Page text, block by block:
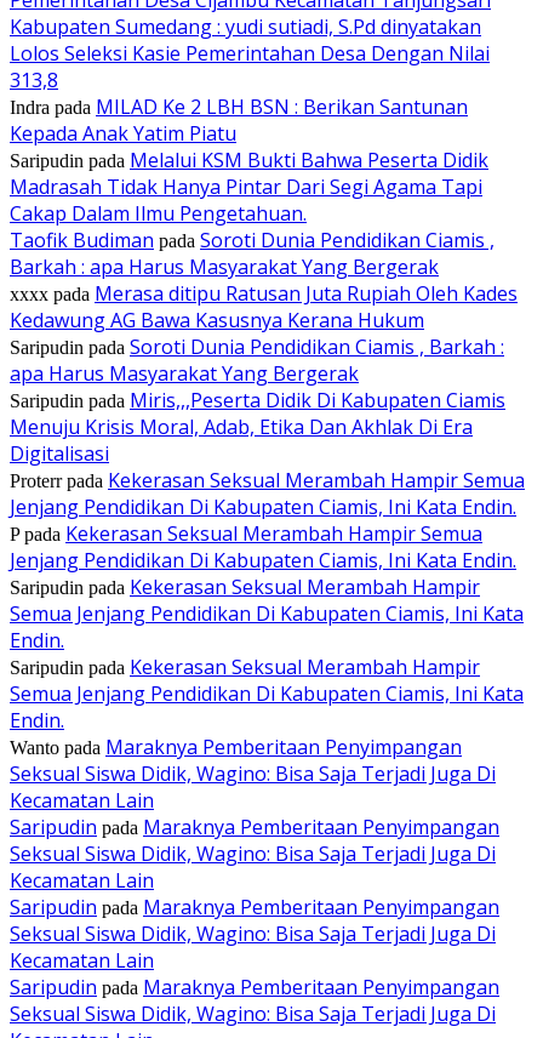
Kabupaten Sumedang : yudi sutiadi, S.Pd dinyatakan
Lolos Seleksi Kasie Pemerintahan Desa Dengan Nilai
313,8
Indra pada MILAD Ke 2 LBH BSN : Berikan Santunan
Kepada Anak Yatim Piatu
Saripudin pada Melalui KSM Bukti Bahwa Peserta Didik
Madrasah Tidak Hanya Pintar Dari Segi Agama Tapi
Cakap Dalam Ilmu Pengetahuan.
Taofik Budiman pada Soroti Dunia Pendidikan Ciamis ,
Barkah : apa Harus Masyarakat Yang Bergerak
xxxx pada Merasa ditipu Ratusan Juta Rupiah Oleh Kades
Kedawung AG Bawa Kasusnya Kerana Hukum
Saripudin pada Soroti Dunia Pendidikan Ciamis , Barkah :
apa Harus Masyarakat Yang Bergerak
Saripudin pada Miris,,,Peserta Didik Di Kabupaten Ciamis
Menuju Krisis Moral, Adab, Etika Dan Akhlak Di Era
Digitalisasi
Proterrpada Kekerasan Seksual Merambah Hampir Semua
Jenjang Pendidikan Di Kabupaten Ciamis, Ini Kata Endin.
Ppada Kekerasan Seksual Merambah Hampir Semua
Jenjang Pendidikan Di Kabupaten Ciamis, Ini Kata Endin.
Saripudin pada Kekerasan Seksual Merambah Hampir
Semua Jenjang Pendidikan Di Kabupaten Ciamis, Ini Kata
Endin.
Saripudin pada Kekerasan Seksual Merambah Hampir
Semua Jenjang Pendidikan Di Kabupaten Ciamis, Ini Kata
Endin.
Wanto pada Maraknya Pemberitaan Penyimpangan
Seksual Siswa Didik, Wagino: Bisa Saja Terjadi Juga Di
Kecamatan Lain
Saripudin pada Maraknya Pemberitaan Penyimpangan
Seksual Siswa Didik, Wagino: Bisa Saja Terjadi Juga Di
Kecamatan Lain
Saripudin pada Maraknya Pemberitaan Penyimpangan
Seksual Siswa Didik, Wagino: Bisa Saja Terjadi Juga Di
Kecamatan Lain
Saripudin pada Maraknya Pemberitaan Penyimpangan
Seksual Siswa Didik, Wagino: Bisa Saja Terjadi Juga Di